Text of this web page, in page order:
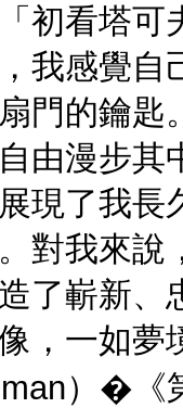
看塔可夫
我感覺自
門的鑰匙
由漫步其
現了我長
對我來說
了嶄新、
，一如夢
）�《